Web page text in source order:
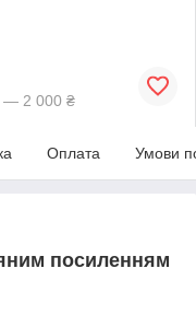
— 2 000 ₴
Оплата Умови
посиленням